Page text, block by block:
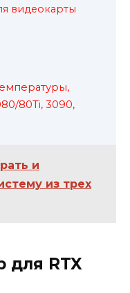
видеокарты
80Ti, 3090,
и
из трех
для RTX